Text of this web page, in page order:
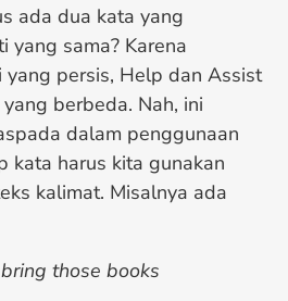
ada dua kata yang
yang sama? Karena
persis, Help dan Assist
berbeda. Nah, ini
dalam penggunaan
kata harus kita gunakan
kalimat. Misalnya ada
those books